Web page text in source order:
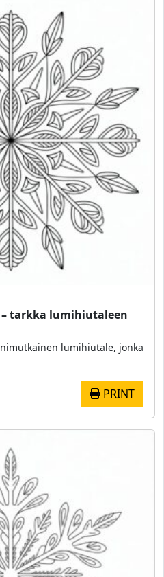
tarkka lumihiutaleen
lumihiutale, jonka
PRINT